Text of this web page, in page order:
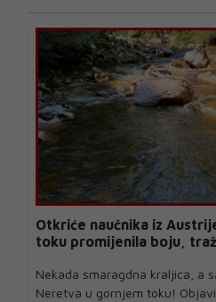
Otkriće naučnika iz
toku promijenila boju,
Nekada smaragdna kraljica, a
Neretva u gornjem toku!